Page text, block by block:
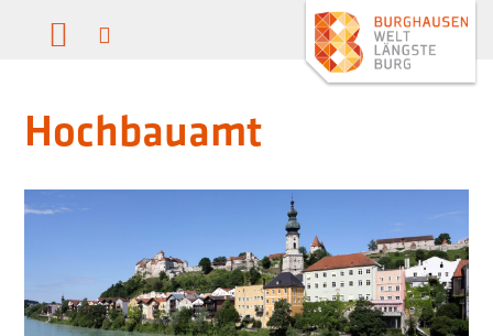
Hochbauamt